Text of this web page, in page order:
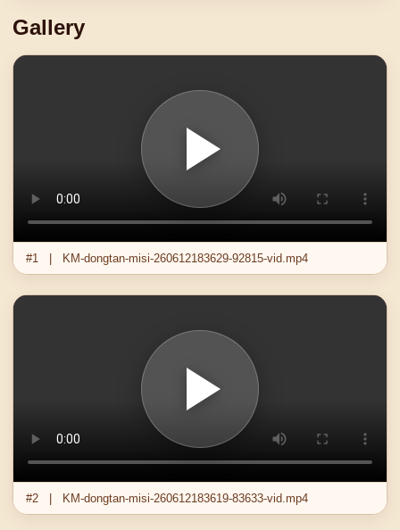
Gallery
#1 | KM-dongtan-misi-260612183629-92815-vid.mp4
#2 | KM-dongtan-misi-260612183619-83633-vid.mp4